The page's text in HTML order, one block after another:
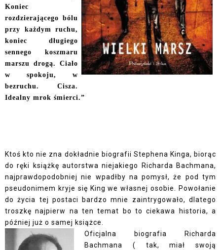
Koniec
rozdzierającego bólu
przy każdym ruchu,
koniec długiego
sennego koszmaru
marszu drogą. Ciało
w spokoju, w
bezruchu. Cisza.
Idealny mrok śmierci.”
Ktoś kto nie zna dokładnie biografii Stephena Kinga, biorąc
do ręki książkę autorstwa niejakiego Richarda Bachmana,
najprawdopodobniej nie wpadłby na pomysł, że pod tym
pseudonimem kryje się King we własnej osobie. Powołanie
do życia tej postaci bardzo mnie zaintrygowało, dlatego
troszkę najpierw na ten temat bo to ciekawa historia, a
później już o samej książce.
Oficjalna biografia Richarda
Bachmana ( tak, miał swoją